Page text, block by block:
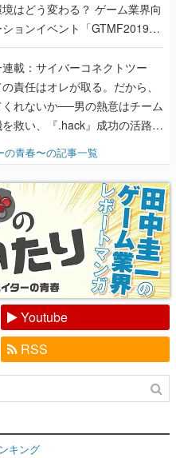
はどう変わる？ ゲーム業界向
ョンイベント「GTMF2019」
り理解を深めよう【PR】
連載：サイバーコネクトツー
責任はオレが取る。だから、
れないか──男の熱意はチーム
救い、『.hack』成功の活路を
の快男児・松山 洋に流れる血は
プ』色だった【若ゲのいた
の青春〜の記事一覧
Youtube
RSS
キング